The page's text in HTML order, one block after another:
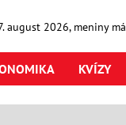
august2026, meniny má
KVÍZY